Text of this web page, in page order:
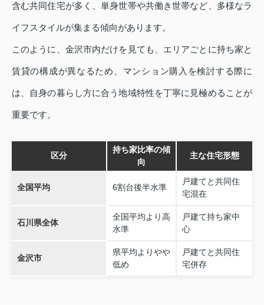
含む共同住宅が多く、単身世帯や共働き世帯など、多様なラ
イフスタイルが集まる傾向があります。
このように、金沢市内だけを見ても、エリアごとに持ち家と
賃貸の構成が異なるため、マンション購入を検討する際に
は、自身の暮らし方に合う地域特性を丁寧に見極めることが
重要です。
区分
持ち家比率の傾
向
主な住宅形態
全国平均 6割台後半水準
戸建てと共同住
宅混在
石川県全体
全国平均より高
水準
戸建て持ち家中
心
金沢市
県平均よりやや
低め
戸建てと共同住
宅併存